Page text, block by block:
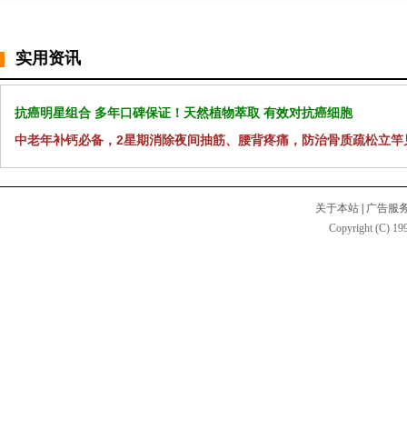
实用资讯
抗癌明星组合 多年口碑保证！天然植物萃取 有效对抗癌细胞
中老年补钙必备，2星期消除夜间抽筋、腰背疼痛，防治骨质疏松立竿
关于本站
广告服
Copyright (C)